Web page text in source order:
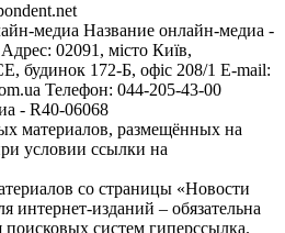
медиа Название онлайн-медиа -
02091, місто Київ,
172-Б, офіс 208/1 E-mail:
Телефон: 044-205-43-00
- R40-06068
материалов, размещённых на
условии ссылки на
со страницы «Новости
интернет-изданий – обязательна
поисковых систем гиперссылка.